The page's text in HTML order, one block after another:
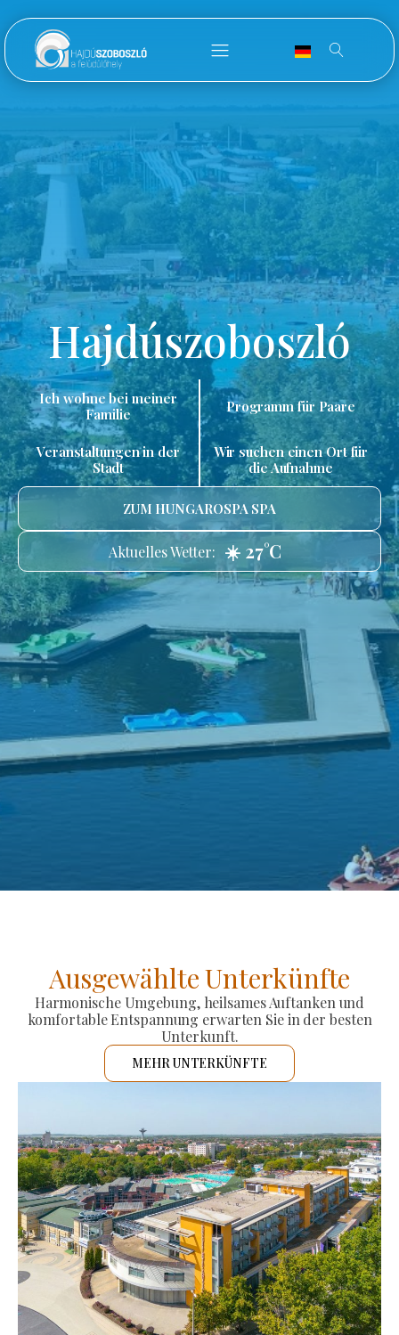
Hajdúszoboszló
Ich wohne bei meiner
Familie
Programm für Paare
Veranstaltungen in der
Stadt
Wir suchen einen Ort für
die Aufnahme
ZUM HUNGAROSPA SPA
Aktuelles Wetter: ☀️ 27°C
Ausgewählte Unterkünfte
Harmonische Umgebung, heilsames Auftanken und
komfortable Entspannung erwarten Sie in der besten
Unterkunft.
MEHR UNTERKÜNFTE